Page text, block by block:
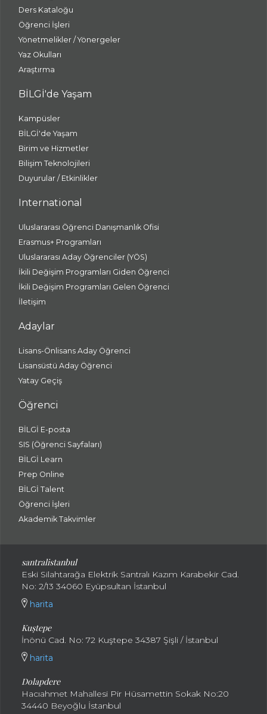
Ders Kataloğu
Öğrenci İşleri
Yönetmelikler / Yönergeler
Yaz Okulları
Araştırma
BİLGİ'de Yaşam
Kampüsler
BİLGİ'de Yaşam
Birim ve Hizmetler
Bilişim Teknolojileri
Duyurular / Etkinlikler
International
Uluslararası Öğrenci Danışmanlık Ofisi
Erasmus+ Programları
Uluslararası Aday Öğrenciler (YÖS)
İkili Değişim Programları Giden Öğrenci
İkili Değişim Programları Gelen Öğrenci
İletişim
Adaylar
Lisans-Önlisans Aday Öğrenci
Lisansüstü Aday Öğrenci
Yatay Geçiş
Öğrenci
BİLGİ E-posta
SIS (Öğrenci Sayfaları)
BİLGİ Learn
Prep Online
BİLGİ Talent
Öğrenci İşleri
Akademik Takvimler
santralistanbul
Eski Silahtarağa Elektrik Santralı Kazım Karabekir Cad.
No: 2/13 34060 Eyüpsultan İstanbul
harita
Kuştepe
İnönü Cad. No: 72 Kuştepe 34387 Şişli / İstanbul
harita
Dolapdere
Hacıahmet Mahallesi Pir Hüsamettin Sokak No:20
34440 Beyoğlu İstanbul